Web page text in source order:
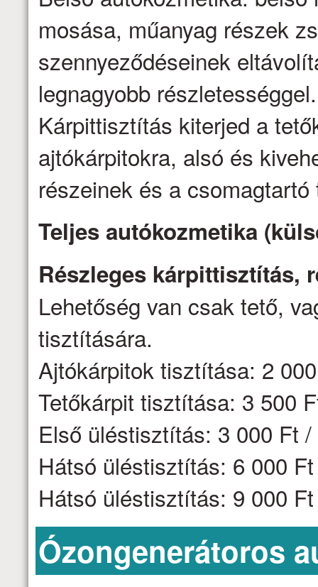
mosása, műanyag részek
szennyeződéseinek
legnagyobb részletességgel.
Kárpittisztítás kiterjed a
ajtókárpitokra, alsó és
részeinek és a
Teljes autókozmetika
Részleges kárpittisztítás,
Lehetőség van csak tető,
tisztítására.
Ajtókárpitok tisztítása: 2
Tetőkárpit tisztítása: 3 500
Első üléstisztítás: 3 000 Ft
Hátsó üléstisztítás: 6 000
Hátsó üléstisztítás: 9 000
Ózongenerátoros